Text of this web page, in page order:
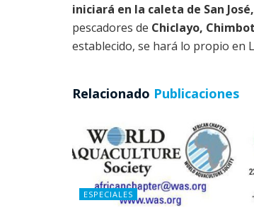
iniciará en la caleta de San José,
pescadores de Chiclayo,
establecido, se hará lo propio en
Relacionado Publicaciones
ESPECIALES